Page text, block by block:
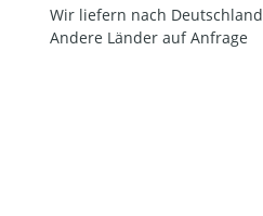
Wir liefern nach Deutschland
Andere Länder auf Anfrage